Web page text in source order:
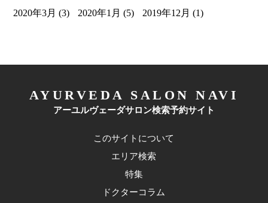
2020年3月 (3) 2020年1月 (5) 2019年12月 (1)
AYURVEDA SALON NAVI
アーユルヴェーダサロン検索予約サイト
このサイトについて
エリア検索
特集
ドクターコラム